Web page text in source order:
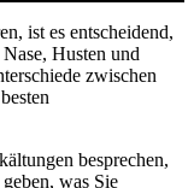
ist es entscheidend,
Husten und
zwischen
besprechen,
was Sie